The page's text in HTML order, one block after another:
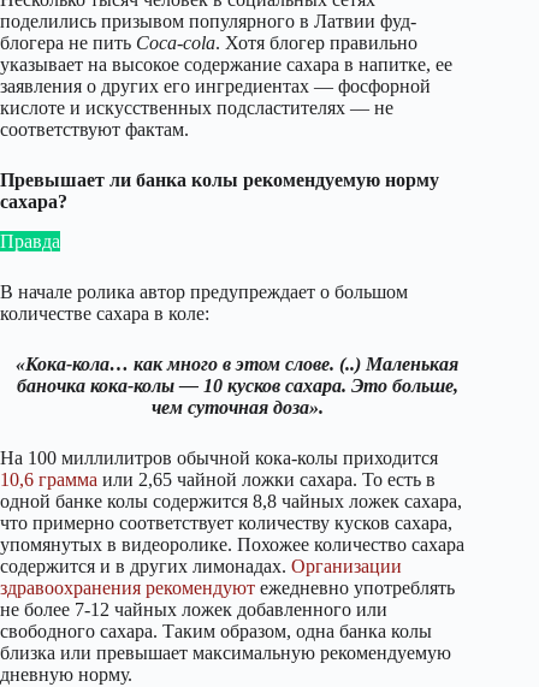
поделились призывом популярного в Латвии фуд-
блогера не пить Coca-cola. Хотя блогер правильно
указывает на высокое содержание сахара в напитке, ее
заявления о других его ингредиентах — фосфорной
кислоте и искусственных подсластителях — не
соответствуют фактам.
Превышает ли банка колы рекомендуемую норму
сахара?
Правда
В начале ролика автор предупреждает о большом
количестве сахара в коле:
«Кока-кола… как много в этом слове. (..) Маленькая
баночка кока-колы — 10 кусков сахара. Это больше,
чем суточная доза».
На 100 миллилитров обычной кока-колы приходится
10,6 грамма или 2,65 чайной ложки сахара. То есть в
одной банке колы содержится 8,8 чайных ложек сахара,
что примерно соответствует количеству кусков сахара,
упомянутых в видеоролике. Похожее количество сахара
содержится и в других лимонадах. Организации
здравоохранения рекомендуют ежедневно употреблять
не более 7-12 чайных ложек добавленного или
свободного сахара. Таким образом, одна банка колы
близка или превышает максимальную рекомендуемую
дневную норму.